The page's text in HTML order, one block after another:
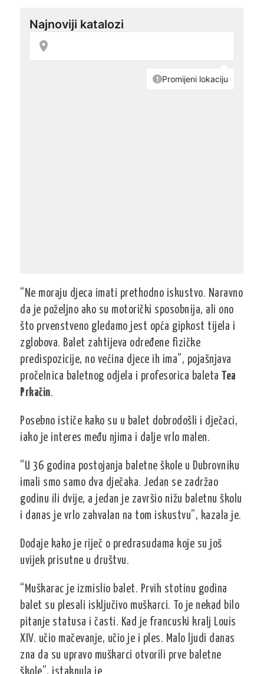
“Ne moraju djeca imati prethodno iskustvo. Naravno
da je poželjno ako su motorički sposobnija, ali ono
što prvenstveno gledamo jest opća gipkost tijela i
zglobova. Balet zahtijeva određene fizičke
predispozicije, no većina djece ih ima”, pojašnjava
pročelnica baletnog odjela i profesorica baleta
Tea
Prkačin.
Posebno ističe kako su u balet dobrodošli i dječaci,
iako je interes među njima i dalje vrlo malen.
“U 36 godina postojanja baletne škole u Dubrovniku
imali smo samo dva dječaka. Jedan se zadržao
godinu ili dvije, a jedan je završio nižu baletnu školu
i danas je vrlo zahvalan na tom iskustvu”, kazala je.
Dodaje kako je riječ o predrasudama koje su još
uvijek prisutne u društvu.
“Muškarac je izmislio balet. Prvih stotinu godina
balet su plesali isključivo muškarci. To je nekad bilo
pitanje statusa i časti. Kad je francuski kralj Louis
XIV. učio mačevanje, učio je i ples. Malo ljudi danas
zna da su upravo muškarci otvorili prve baletne